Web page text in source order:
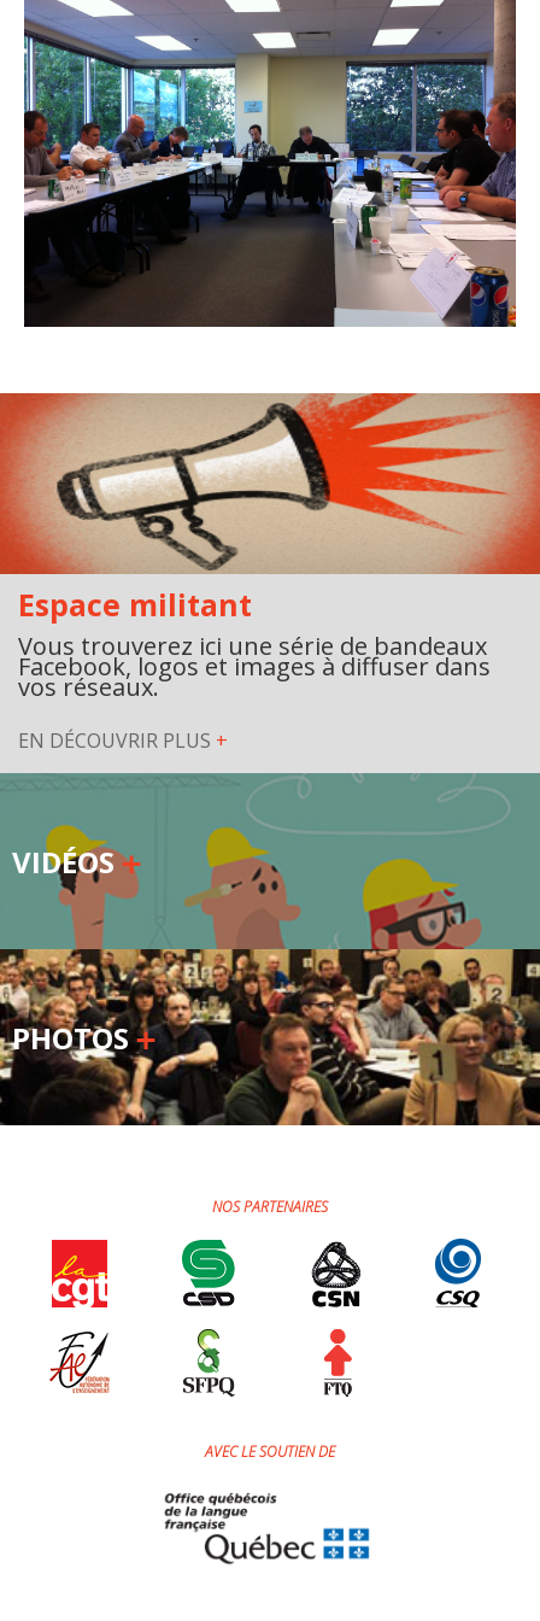
Organismes de la langue française
Organismes de la langue française
Publications
Francophonie internationale
Expressions et jeux de lettres
Revue de presse
Langue du travail
Francisation de l'Administration
Recueil de bonnes pratiques
Secteurs d'activité
Hébergement et restauration
Plastiques et composites
Télécommunications
Aéronautique
Métallurgie
Automobile
Terminologie
Ressources terminologiques
Capsules linguistiques
Jeux et outils terminolinguistiques
Témoignages
Matériel à télécharger
Espace militant
Vous trouverez ici une série de bandeaux
Facebook, logos et images à diffuser dans
vos réseaux.
EN DÉCOUVRIR PLUS +
VIDÉOS
PHOTOS
NOS PARTENAIRES
AVEC LE SOUTIEN DE